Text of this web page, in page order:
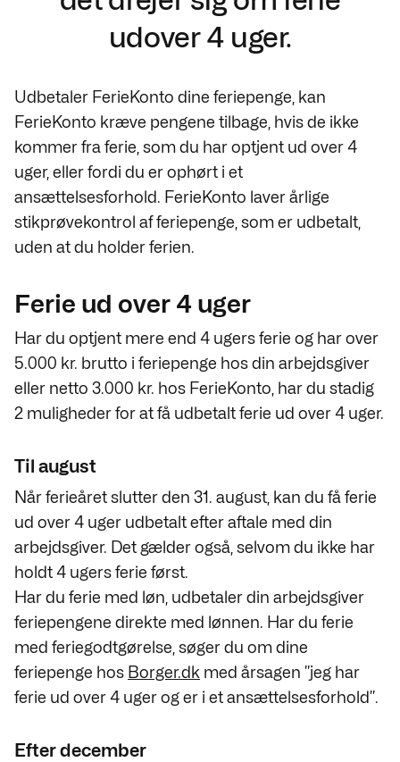
udover 4 uger.
Udbetaler FerieKonto dine feriepenge, kan
FerieKonto kræve pengene tilbage, hvis de ikke
kommer fra ferie, som du har optjent ud over 4
uger, eller fordi du er ophørt i et
ansættelsesforhold. FerieKonto laver årlige
stikprøvekontrol af feriepenge, som er udbetalt,
uden at du holder ferien.
Ferie ud over 4 uger
Har du optjent mere end 4 ugers ferie og har over
5.000 kr. brutto i feriepenge hos din arbejdsgiver
eller netto 3.000 kr. hos FerieKonto, har du stadig
2 muligheder for at få udbetalt ferie ud over 4 uger.
Til august
Når ferieåret slutter den 31. august, kan du få ferie
ud over 4 uger udbetalt efter aftale med din
arbejdsgiver. Det gælder også, selvom du ikke har
holdt 4 ugers ferie først.
Har du ferie med løn, udbetaler din arbejdsgiver
feriepengene direkte med lønnen. Har du ferie
med feriegodtgørelse, søger du om dine
feriepenge hos Borger.dk med årsagen ”jeg har
ferie ud over 4 uger og er i et ansættelsesforhold”.
Efter december